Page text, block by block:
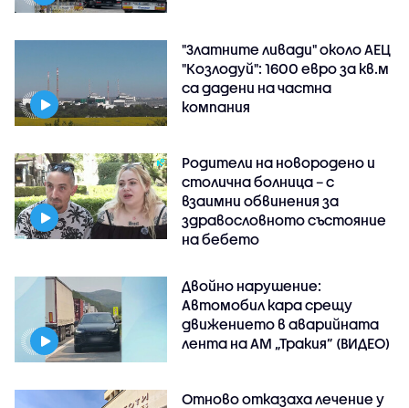
"Златните ливади" около АЕЦ
"Козлодуй": 1600 евро за кв.м
са дадени на частна
компания
Родители на новородено и
столична болница – с
взаимни обвинения за
здравословното състояние
на бебето
Двойно нарушение:
Автомобил кара срещу
движението в аварийната
лента на АМ „Тракия” (ВИДЕО)
Отново отказаха лечение у